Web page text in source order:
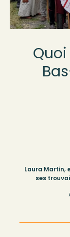
Laura Martin,
ses